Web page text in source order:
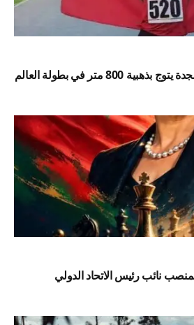
البطل المغربي عماد بوشجدة يتوج بذهبية 800 متر في بطولة العالم
نائب رئيس الاتحاد الدولي